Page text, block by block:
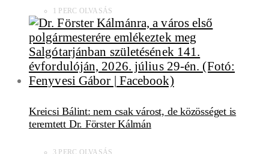
1 PERC OLVASÁS
Kreicsi Bálint: nem csak várost, de közösséget is
teremtett Dr. Förster Kálmán